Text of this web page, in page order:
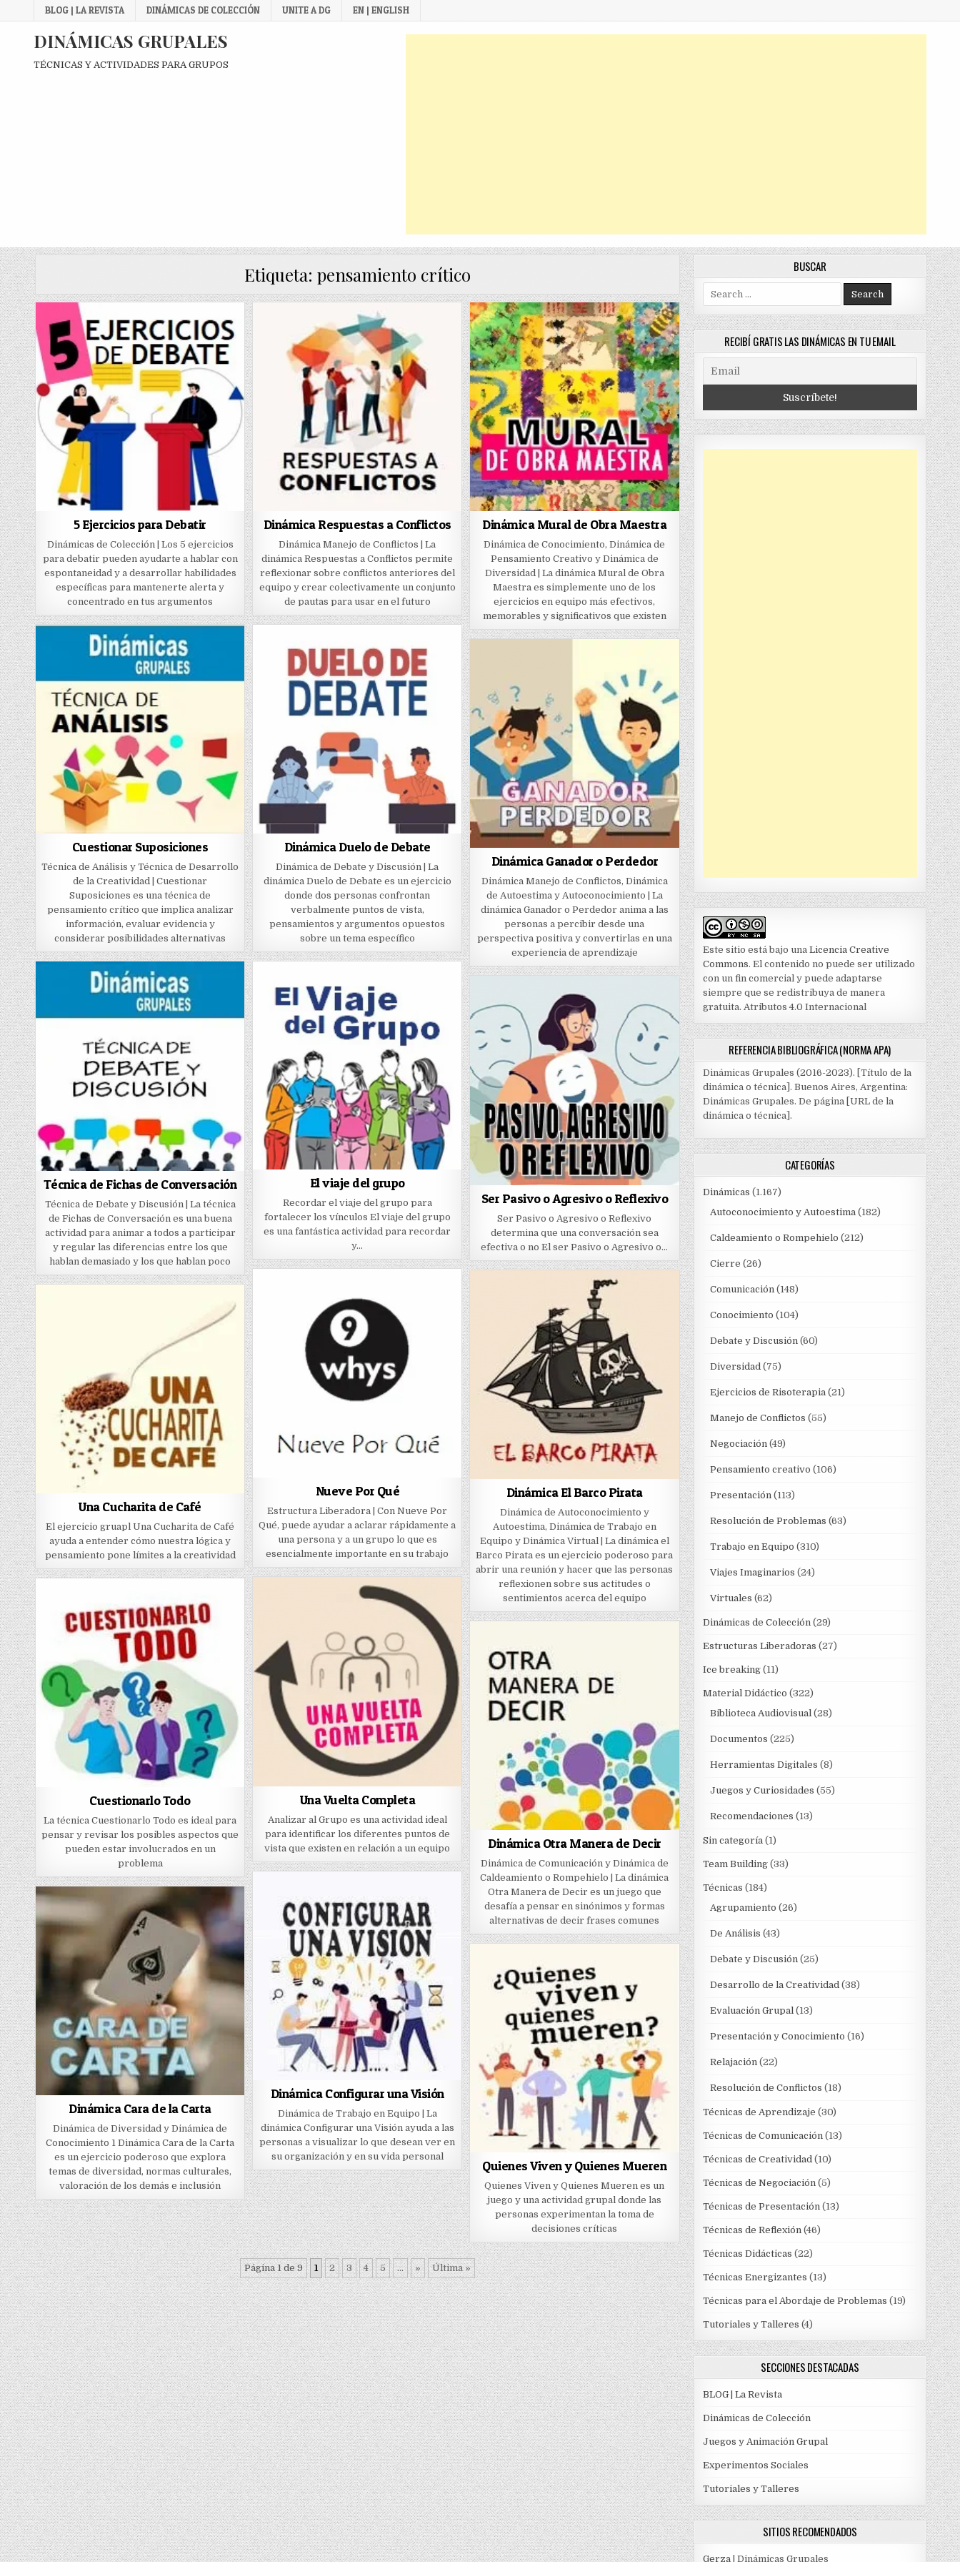
to
BLOG | LA REVISTA DINÁMICAS DE COLECCIÓN UNITE A DG EN | ENGLISH
DINÁMICAS GRUPALES
TÉCNICAS Y ACTIVIDADES PARA GRUPOS
Etiqueta: pensamiento crítico
5 Ejercicios para Debatir
Dinámicas de Colección | Los 5 ejercicios
para debatir pueden ayudarte a hablar con
espontaneidad y a desarrollar habilidades
específicas para mantenerte alerta y
concentrado en tus argumentos
Dinámica Respuestas a Conflictos
Dinámica Manejo de Conflictos | La
dinámica Respuestas a Conflictos permite
reflexionar sobre conflictos anteriores del
equipo y crear colectivamente un conjunto
de pautas para usar en el futuro
Dinámica Mural de Obra Maestra
Dinámica de Conocimiento, Dinámica de
Pensamiento Creativo y Dinámica de
Diversidad | La dinámica Mural de Obra
Maestra es simplemente uno de los
ejercicios en equipo más efectivos,
memorables y significativos que existen
Cuestionar Suposiciones
Técnica de Análisis y Técnica de Desarrollo
de la Creatividad | Cuestionar
Suposiciones es una técnica de
pensamiento crítico que implica analizar
información, evaluar evidencia y
considerar posibilidades alternativas
Dinámica Duelo de Debate
Dinámica de Debate y Discusión | La
dinámica Duelo de Debate es un ejercicio
donde dos personas confrontan
verbalmente puntos de vista,
pensamientos y argumentos opuestos
sobre un tema específico
Dinámica Ganador o Perdedor
Dinámica Manejo de Conflictos, Dinámica
de Autoestima y Autoconocimiento | La
dinámica Ganador o Perdedor anima a las
personas a percibir desde una
perspectiva positiva y convertirlas en una
experiencia de aprendizaje
Técnica de Fichas de Conversación
Técnica de Debate y Discusión | La técnica
de Fichas de Conversación es una buena
actividad para animar a todos a participar
y regular las diferencias entre los que
hablan demasiado y los que hablan poco
El viaje del grupo
Recordar el viaje del grupo para
fortalecer los vínculos El viaje del grupo
es una fantástica actividad para recordar
y…
Ser Pasivo o Agresivo o Reflexivo
Ser Pasivo o Agresivo o Reflexivo
determina que una conversación sea
efectiva o no El ser Pasivo o Agresivo o…
Nueve Por Qué
Estructura Liberadora | Con Nueve Por
Qué, puede ayudar a aclarar rápidamente a
una persona y a un grupo lo que es
esencialmente importante en su trabajo
Dinámica El Barco Pirata
Dinámica de Autoconocimiento y
Autoestima, Dinámica de Trabajo en
Equipo y Dinámica Virtual | La dinámica el
Barco Pirata es un ejercicio poderoso para
abrir una reunión y hacer que las personas
reflexionen sobre sus actitudes o
sentimientos acerca del equipo
Una Cucharita de Café
El ejercicio gruapl Una Cucharita de Café
ayuda a entender cómo nuestra lógica y
pensamiento pone límites a la creatividad
Una Vuelta Completa
Analizar al Grupo es una actividad ideal
para identificar los diferentes puntos de
vista que existen en relación a un equipo
Cuestionarlo Todo
La técnica Cuestionarlo Todo es ideal para
pensar y revisar los posibles aspectos que
pueden estar involucrados en un
problema
Dinámica Otra Manera de Decir
Dinámica de Comunicación y Dinámica de
Caldeamiento o Rompehielo | La dinámica
Otra Manera de Decir es un juego que
desafía a pensar en sinónimos y formas
alternativas de decir frases comunes
Dinámica Configurar una Visión
Dinámica de Trabajo en Equipo | La
dinámica Configurar una Visión ayuda a las
personas a visualizar lo que desean ver en
su organización y en su vida personal
Dinámica Cara de la Carta
Dinámica de Diversidad y Dinámica de
Conocimiento 1 Dinámica Cara de la Carta
es un ejercicio poderoso que explora
temas de diversidad, normas culturales,
valoración de los demás e inclusión
Quienes Viven y Quienes Mueren
Quienes Viven y Quienes Mueren es un
juego y una actividad grupal donde las
personas experimentan la toma de
decisiones críticas
Página 1 de 9 1 2 3 4 5 ... » Última »
BUSCAR
Search
for:
RECIBÍ GRATIS LAS DINÁMICAS EN TU EMAIL
Este sitio está bajo una Licencia Creative
Commons. El contenido no puede ser utilizado
con un fin comercial y puede adaptarse
siempre que se redistribuya de manera
gratuita. Atributos 4.0 Internacional
REFERENCIA BIBLIOGRÁFICA (NORMA APA)
Dinámicas Grupales (2016-2023). [Título de la
dinámica o técnica]. Buenos Aires, Argentina:
Dinámicas Grupales. De página [URL de la
dinámica o técnica].
CATEGORÍAS
Dinámicas (1.167)
Autoconocimiento y Autoestima(182)
Caldeamiento o Rompehielo (212)
Cierre (26)
Comunicación(148)
Conocimiento (104)
Debate y Discusión(60)
Diversidad(75)
Ejercicios de Risoterapia(21)
Manejo de Conflictos (55)
Negociación(49)
Pensamiento creativo (106)
Presentación(113)
Resolución de Problemas (63)
Trabajo en Equipo (310)
Viajes Imaginarios (24)
Virtuales (62)
Dinámicas de Colección(29)
Estructuras Liberadoras (27)
Ice breaking(11)
Material Didáctico (322)
Biblioteca Audiovisual(28)
Documentos (225)
Herramientas Digitales (8)
Juegos y Curiosidades (55)
Recomendaciones (13)
Sin categoría(1)
Team Building(33)
Técnicas (184)
Agrupamiento (26)
De Análisis (43)
Debate y Discusión(25)
Desarrollo de la Creatividad(38)
Evaluación Grupal(13)
Presentación y Conocimiento (16)
Relajación(22)
Resolución de Conflictos (18)
Técnicas de Aprendizaje (30)
Técnicas de Comunicación(13)
Técnicas de Creatividad(10)
Técnicas de Negociación(5)
Técnicas de Presentación(13)
Técnicas de Reflexión(46)
Técnicas Didácticas (22)
Técnicas Energizantes (13)
Técnicas para el Abordaje de Problemas (19)
Tutoriales y Talleres (4)
SECCIONES DESTACADAS
BLOG | La Revista
Dinámicas de Colección
Juegos y Animación Grupal
Experimentos Sociales
Tutoriales y Talleres
SITIOS RECOMENDADOS
Gerza| Dinámicas Grupales